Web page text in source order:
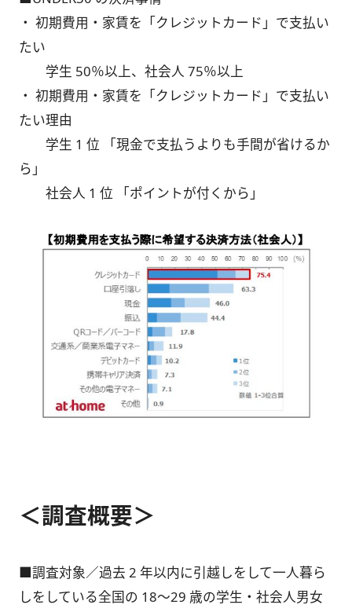
・ 初期費用・家賃を「クレジットカード」で支払い
たい
学生 50％以上、社会人 75％以上
・ 初期費用・家賃を「クレジットカード」で支払い
たい理由
学生 1 位 「現金で支払うよりも手間が省けるか
ら」
社会人 1 位 「ポイントが付くから」
＜調査概要＞
■調査対象／過去 2 年以内に引越しをして一人暮ら
しをしている全国の 18～29 歳の学生・社会人男女